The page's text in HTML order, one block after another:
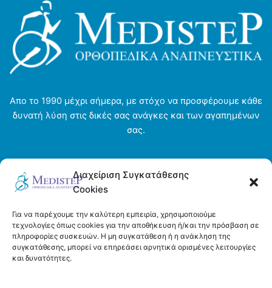
Διαχείριση Συγκατάθεσης
Cookies
Για να παρέχουμε την καλύτερη εμπειρία, χρησιμοποιούμε
τεχνολογίες όπως cookies για την αποθήκευση ή/και την πρόσβαση σε
πληροφορίες συσκευών. Η μη συγκατάθεση ή η ανάκληση της
συγκατάθεσης, μπορεί να επηρεάσει αρνητικά ορισμένες λειτουργίες
και δυνατότητες.
Απο το 1990 μέχρι σήμερα, με στόχο να προσφέρουμε κάθε
δυνατή λύση στις δικές σας ανάγκες και των αγαπημένων
σας.
Ενοικιάσεις
Τρόποι πληρωμής και αποστολής
Όροι και προϋποθέσεις
Πολιτική απορρήτου
Πολιτική Cookies (ΕΕ)